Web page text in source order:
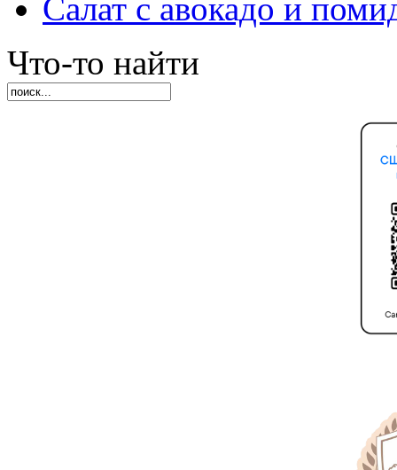
Салат с авокадо и
Что-то найти